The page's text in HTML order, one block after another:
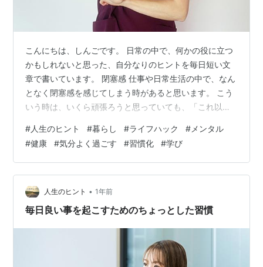
こんにちは、しんごです。 日常の中で、何かの役に立つ
かもしれないと思った、自分なりのヒントを毎日短い文
章で書いています。 閉塞感 仕事や日常生活の中で、なん
となく閉塞感を感じてしまう時があると思います。 こう
いう時は、いくら頑張ろうと思っていても、「これ以上
のでは？」などと思ってしまいます。 こうした感じがす
ると、自分からなんとかする気持ちも薄れてきますの
で、それ以上成長もしませんし、行動もできなくなって
しまいます。 こうした閉塞感を感じたときに、何かでき
ることはないでしょうか。 限界の認識を改める 閉塞感が
あるという事は、いわゆる「限界」を感…
#人生のヒント #暮らし #ライフハック # メンタル
#健康 #気分よく過ごす #習慣化 #学び
人生のヒント • 1年前
毎日良い事を起こすためのちょっとした習慣